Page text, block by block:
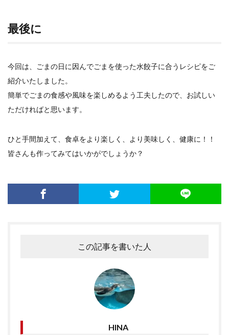
最後に
今回は、ごまの日に因んでごまを使った水餃子に合うレシピをご
紹介いたしました。
簡単でごまの食感や風味を楽しめるよう工夫したので、お試しい
ただければと思います。
ひと手間加えて、食卓をより楽しく、より美味しく、健康に！！
皆さんも作ってみてはいかがでしょうか？
この記事を書いた人
HINA